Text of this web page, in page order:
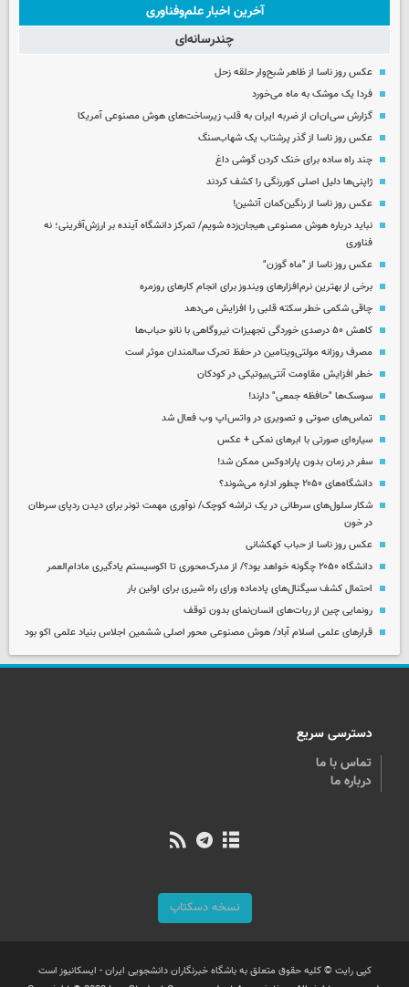
آخرین اخبار علم‌وفناوری
چندرسانه‌ای
عکس روز ناسا از ظاهر شبح‌وار حلقه زحل
فردا یک موشک به ماه می‌خورد
گزارش سی‌ان‌ان از ضربه ایران به قلب زیرساخت‌های هوش مصنوعی آمریکا
عکس روز ناسا از گذر پرشتاب یک شهاب‌سنگ
چند راه‌ ساده برای خنک کردن گوشی داغ
ژاپنی‌ها دلیل اصلی کوررنگی را کشف کردند
عکس روز ناسا از رنگین‌کمان آتشین!
نباید درباره هوش مصنوعی هیجان‌زده شویم/ تمرکز دانشگاه آینده بر ارزش‌آفرینی؛ نه
فناوری
عکس روز ناسا از "ماه گوزن"
برخی از بهترین نرم‌افزارهای ویندوز برای انجام کارهای روزمره
چاقی شکمی خطر سکته قلبی را افزایش می‌دهد
کاهش ۵۰ درصدی خوردگی تجهیزات نیروگاهی با نانو حباب‌ها
مصرف روزانه مولتی‌ویتامین در حفظ تحرک سالمندان موثر است
خطر افزایش مقاومت آنتی‌بیوتیکی در کودکان
سوسک‌ها "حافظه جمعی" دارند!
تماس‌های صوتی و تصویری در واتس‌اپ وب فعال شد
سیاره‌ای صورتی با ابرهای نمکی + عکس
سفر در زمان بدون پارادوکس ممکن شد!
دانشگاه‌های ۲۰۵۰ چطور اداره می‌شوند؟
شکار سلول‌های سرطانی در یک تراشه کوچک/ نوآوری مهمت تونر برای دیدن ردپای سرطان
در خون
عکس روز ناسا از حباب کهکشانی
دانشگاه ۲۰۵۰ چگونه خواهد بود؟/ از مدرک‌محوری تا اکوسیستم یادگیری مادام‌العمر
احتمال کشف سیگنال‌های پادماده ورای راه شیری برای اولین بار
رونمایی چین از ربات‌های انسان‌نمای بدون توقف
قرارهای علمی اسلام آباد/ هوش مصنوعی محور اصلی ششمین اجلاس بنیاد علمی اکو بود
دسترسی سریع
تماس با ما
درباره ما
نسخه دسکتاپ
کپی رایت © کلیه حقوق متعلق به باشگاه خبرنگاران دانشجویی ایران - ایسکانیوز است